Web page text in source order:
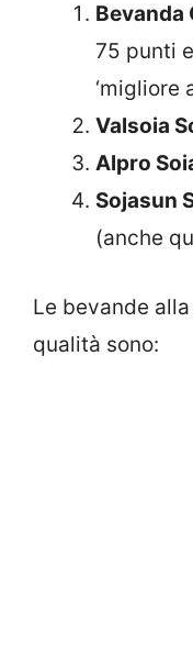
Bevanda
75 punti
‘migliore
Valsoia
Alpro
Sojasun
(anche
Le bevande
qualità sono: